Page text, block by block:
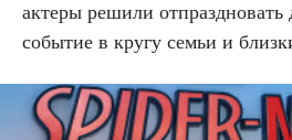
актеры решили отпраздновать
событие в кругу семьи и